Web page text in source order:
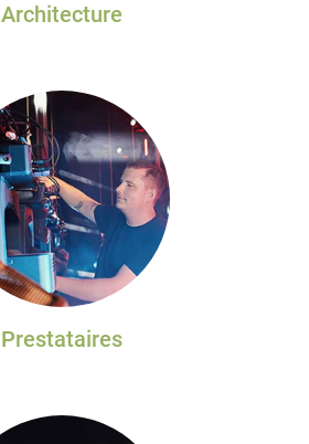
Architecture
Prestataires